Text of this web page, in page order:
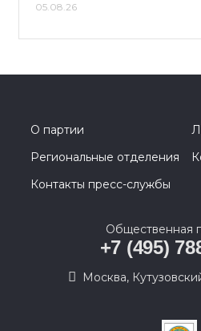
05.08.26
О партии
Региональные отделения
Контакты пресс-службы
Общественная
+7 (495)
Москва,